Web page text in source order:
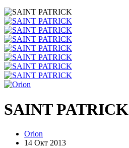
SAINT PATRICK
Orion
14 Окт 2013